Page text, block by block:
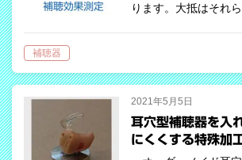
ります。大抵はそれ
人が「味見」をする
理…
補聴器
2021年5月5日
耳穴型補聴器を入
にくくする特殊加
ロック】